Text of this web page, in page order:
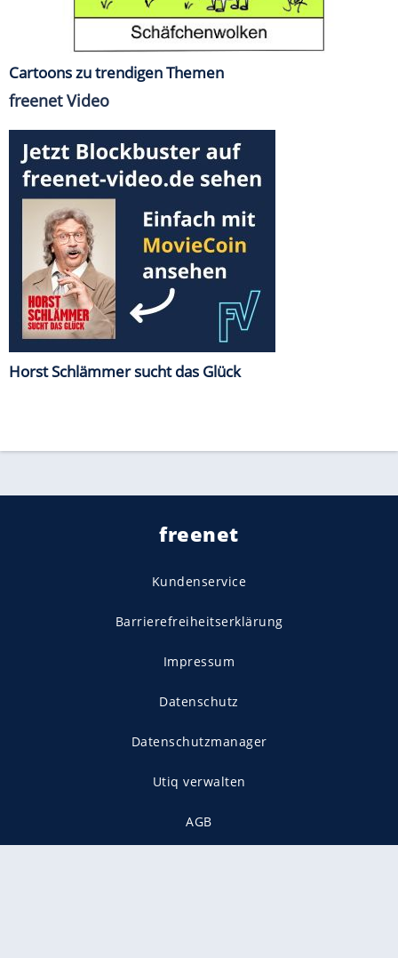
Cartoons zu trendigen Themen
freenet Video
Horst Schlämmer sucht das Glück
freenet
Kundenservice
Barrierefreiheitserklärung
Impressum
Datenschutz
Datenschutzmanager
Utiq verwalten
AGB